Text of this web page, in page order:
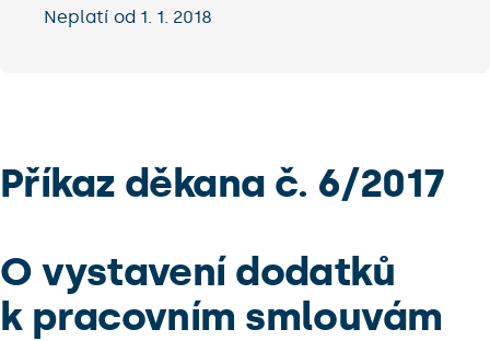
Neplatí od 1. 1. 2018
Příkaz děkana č. 6/2017
O vystavení dodatků
k pracovním smlouvám